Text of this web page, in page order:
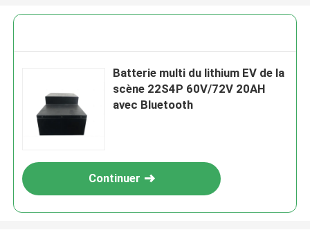
Batterie multi du lithium EV de la
scène 22S4P 60V/72V 20AH
avec Bluetooth
Continuer